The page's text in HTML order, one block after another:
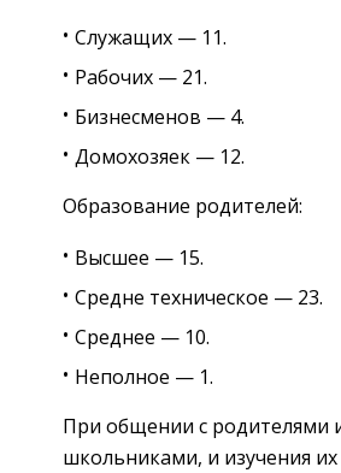
Служащих — 11.
Рабочих — 21.
Бизнесменов — 4.
Домохозяек — 12.
Образование родителей:
Высшее — 15.
Средне техническое — 23.
Среднее — 10.
Неполное — 1.
При общении с родителями
школьниками, и изучения их